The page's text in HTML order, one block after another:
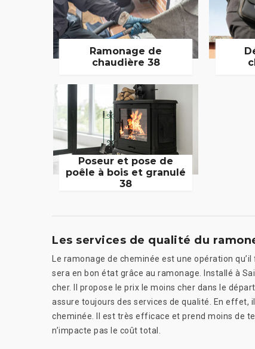
Ramonage de
chaudière 38
Poseur et pose de
poêle à bois et granulé
38
Les services de qualité du
Le ramonage de cheminée est une opération
sera en bon état grâce au ramonage. Installé à
cher. Il propose le prix le moins cher dans le
assure toujours des services de qualité. En
cheminée. Il est très efficace et prend moins de
n’impacte pas le coût total.